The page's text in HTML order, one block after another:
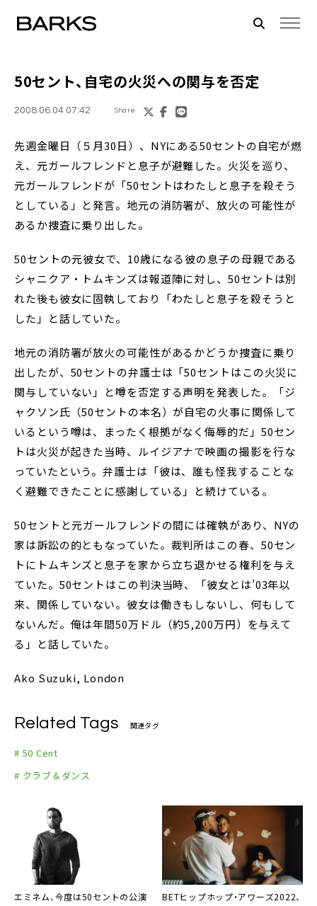
50セント、自宅の火災への関与を否定
2008.06.04 07:42 Share
先週金曜日（５月30日）、NYにある50セントの自宅が燃
え、元ガールフレンドと息子が避難した。火災を巡り、
元ガールフレンドが「50セントはわたしと息子を殺そう
としている」と発言。地元の消防署が、放火の可能性が
あるか捜査に乗り出した。
50セントの元彼女で、10歳になる彼の息子の母親である
シャニクア・トムキンズは報道陣に対し、50セントは別
れた後も彼女に固執しており「わたしと息子を殺そうと
した」と話していた。
地元の消防署が放火の可能性があるかどうか捜査に乗り
出したが、50セントの弁護士は「50セントはこの火災に
関与していない」と噂を否定する声明を発表した。「ジ
ャクソン氏（50セントの本名）が自宅の火事に関係して
いるという噂は、まったく根拠がなく侮辱的だ」50セン
トは火災が起きた当時、ルイジアナで映画の撮影を行な
っていたという。弁護士は「彼は、誰も怪我することな
く避難できたことに感謝している」と続けている。
50セントと元ガールフレンドの間には確執があり、NYの
家は訴訟の的ともなっていた。裁判所はこの春、50セン
トにトムキンズと息子を家から立ち退かせる権利を与え
ていた。50セントはこの判決当時、「彼女とは’03年以
来、関係していない。彼女は働きもしないし、何もして
ないんだ。俺は年間50万ドル（約5,200万円）を与えて
る」と話していた。
Ako Suzuki, London
Related Tags 関連タグ
# 50 Cent
# クラブ＆ダンス
エミネム、今度は50セントの公演
BETヒップホップ・アワーズ2022、